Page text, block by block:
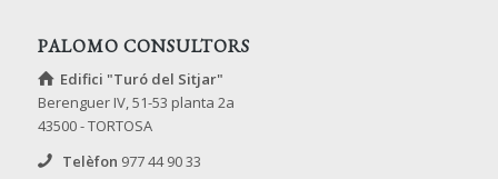
PALOMO CONSULTORS
Edifici "Turó del Sitjar"
Berenguer IV, 51-53 planta 2a
43500 - TORTOSA
Telèfon 977 44 90 33